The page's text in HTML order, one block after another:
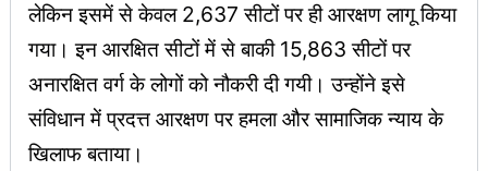
लेकिन इसमें से केवल 2,637 सीटों पर ही आरक्षण लागू किया
गया। इन आरक्षित सीटों में से बाकी 15,863 सीटों पर
अनारक्षित वर्ग के लोगों को नौकरी दी गयी। उन्होंने इसे
संविधान में प्रदत्त आरक्षण पर हमला और सामाजिक न्याय के
खिलाफ बताया।